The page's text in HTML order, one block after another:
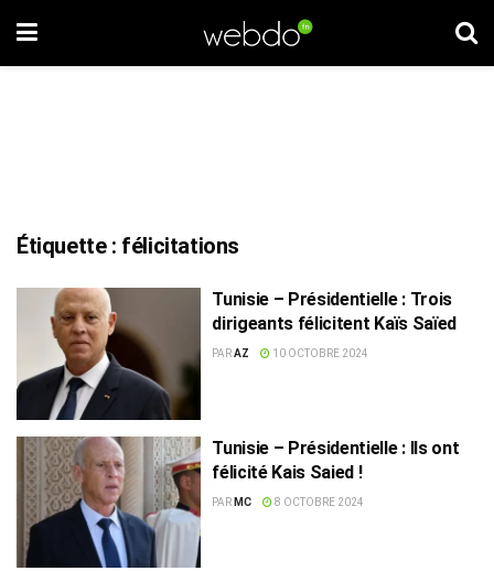
Étiquette : félicitations
Tunisie – Présidentielle : Trois
dirigeants félicitent Kaïs Saïed
PARAZ 10 OCTOBRE 2024
Tunisie – Présidentielle : Ils ont
félicité Kais Saied !
PAR MC 8 OCTOBRE 2024